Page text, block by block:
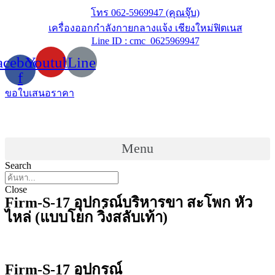
โทร 062-5969947 (คุณจุ๊บ)
เครื่องออกกำลังกายกลางแจ้ง เชียงใหม่ฟิตเนส
Line ID : cmc_0625969947
f
YoutubeLine
ขอใบเสนอราคา
Menu
Search
Close
Firm-S-17 อุปกรณ์บริหารขา สะโพก หัว
ไหล่ (แบบโยก วิ่งสลับเท้า)
Firm-S-17 อุปกรณ์